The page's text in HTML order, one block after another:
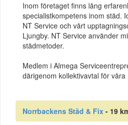
Inom företaget finns lång
specialistkompetens inom städ.
NT Service och vårt
Ljungby. NT Service använder
städmetoder.
Medlem i Almega
därigenom kollektivavtal för
Norrbackens Städ & Fix - 19